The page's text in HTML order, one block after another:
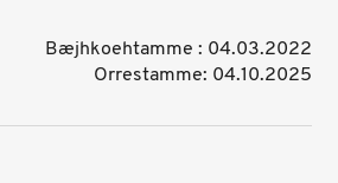
Bæjhkoehtamme : 04.03.2022
Orrestamme: 04.10.2025